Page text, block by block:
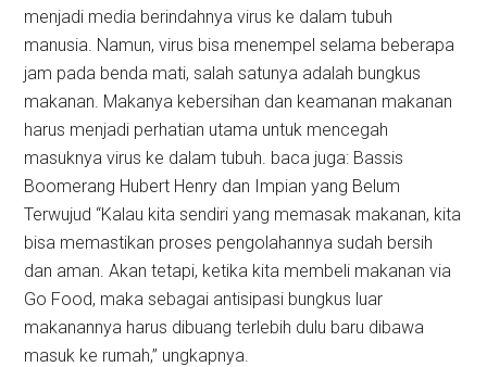
menjadi media berindahnya virus ke dalam tubuh
manusia. Namun, virus bisa menempel selama beberapa
jam pada benda mati, salah satunya adalah bungkus
makanan. Makanya kebersihan dan keamanan makanan
harus menjadi perhatian utama untuk mencegah
masuknya virus ke dalam tubuh. baca juga: Bassis
Boomerang Hubert Henry dan Impian yang Belum
Terwujud “Kalau kita sendiri yang memasak makanan, kita
bisa memastikan proses pengolahannya sudah bersih
dan aman. Akan tetapi, ketika kita membeli makanan via
Go Food, maka sebagai antisipasi bungkus luar
makanannya harus dibuang terlebih dulu baru dibawa
masuk ke rumah,” ungkapnya.